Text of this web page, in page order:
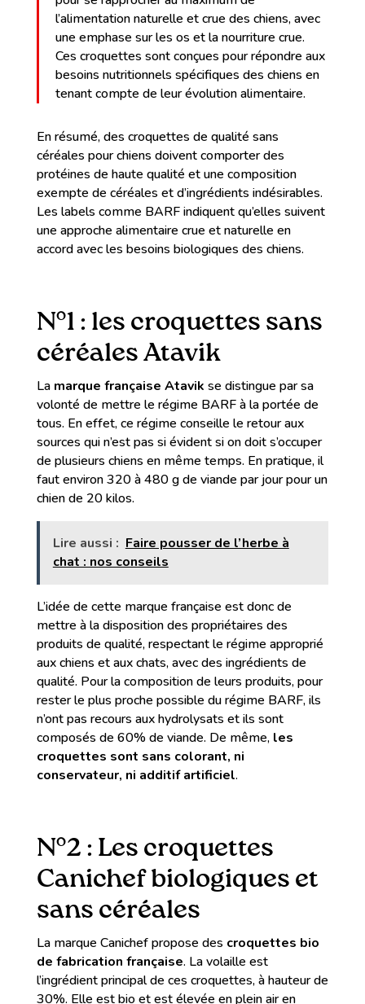
l’alimentation naturelle et crue des chiens, avec
une emphase sur les os et la nourriture crue.
Ces croquettes sont conçues pour répondre aux
besoins nutritionnels spécifiques des chiens en
tenant compte de leur évolution alimentaire.
En résumé, des croquettes de qualité sans
céréales pour chiens doivent comporter des
protéines de haute qualité et une composition
exempte de céréales et d’ingrédients indésirables.
Les labels comme BARF indiquent qu’elles suivent
une approche alimentaire crue et naturelle en
accord avec les besoins biologiques des chiens.
N°1 : les croquettes sans
céréales Atavik
La marque française Atavik se distingue par sa
volonté de mettre le régime BARF à la portée de
tous. En effet, ce régime conseille le retour aux
sources qui n’est pas si évident si on doit s’occuper
de plusieurs chiens en même temps. En pratique, il
faut environ 320 à 480 g de viande par jour pour un
chien de 20 kilos.
Lire aussi : Faire pousser de l’herbe à
chat : nos conseils
L’idée de cette marque française est donc de
mettre à la disposition des propriétaires des
produits de qualité, respectant le régime approprié
aux chiens et aux chats, avec des ingrédients de
qualité. Pour la composition de leurs produits, pour
rester le plus proche possible du régime BARF, ils
n’ont pas recours aux hydrolysats et ils sont
composés de 60% de viande. De même, les
croquettes sont sans colorant, ni
conservateur, ni additif artificiel.
N°2 : Les croquettes
Canichef biologiques et
sans céréales
La marque Canichef propose des croquettes bio
de fabrication française. La volaille est
l’ingrédient principal de ces croquettes, à hauteur de
30%. Elle est bio et est élevée en plein air en